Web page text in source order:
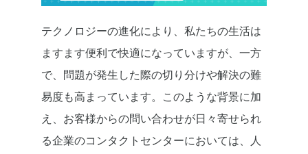
テクノロジーの進化により、私たちの生活は
ますます便利で快適になっていますが、一方
で、問題が発生した際の切り分けや解決の難
易度も高まっています。このような背景に加
え、お客様からの問い合わせが日々寄せられ
る企業のコンタクトセンターにおいては、人